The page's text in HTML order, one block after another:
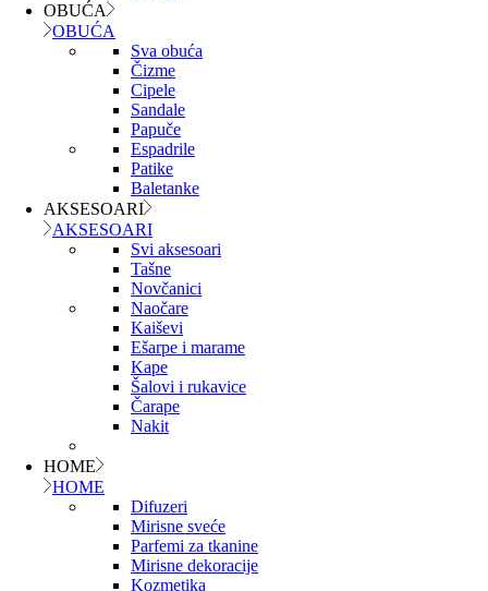
OBUĆA
OBUĆA
Sva obuća
Čizme
Cipele
Sandale
Papuče
Espadrile
Patike
Baletanke
AKSESOARI
AKSESOARI
Svi aksesoari
Tašne
Novčanici
Naočare
Kaiševi
Ešarpe i marame
Kape
Šalovi i rukavice
Čarape
Nakit
HOME
HOME
Difuzeri
Mirisne sveće
Parfemi za tkanine
Mirisne dekoracije
Kozmetika